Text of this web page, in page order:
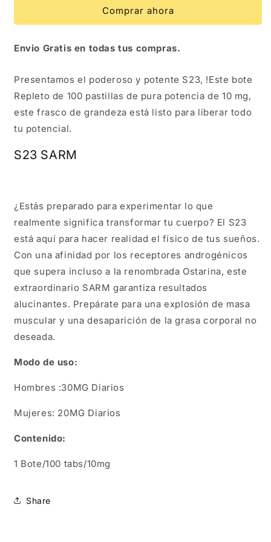
Comprar ahora
Envio Gratis en todas tus compras.
Presentamos el poderoso y potente S23, !Este bote
Repleto de 100 pastillas de pura potencia de 10 mg,
este frasco de grandeza está listo para liberar todo
tu potencial.
S23 SARM
¿Estás preparado para experimentar lo que
realmente significa transformar tu cuerpo? El S23
está aquí para hacer realidad el físico de tus sueños.
Con una afinidad por los receptores androgénicos
que supera incluso a la renombrada Ostarina, este
extraordinario SARM garantiza resultados
alucinantes. Prepárate para una explosión de masa
muscular y una desaparición de la grasa corporal no
deseada.
Modo de uso:
Hombres :30MG Diarios
Mujeres: 20MG Diarios
Contenido:
1 Bote/100 tabs/10mg
Share